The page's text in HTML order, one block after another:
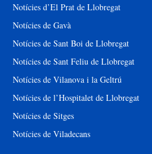
Notícies d’El Prat de Llobregat
Notícies de Gavà
Notícies de Sant Boi de Llobregat
Notícies de Sant Feliu de Llobregat
Notícies de Vilanova i la Geltrú
Notícies de l’Hospitalet de Llobregat
Notícies de Sitges
Notícies de Viladecans